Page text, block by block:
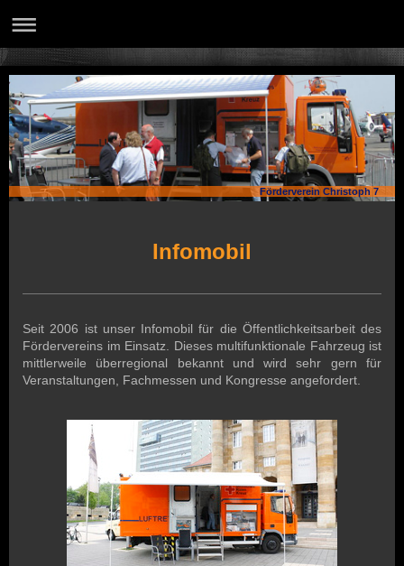
Förderverein Christoph 7
Infomobil
Seit 2006 ist unser Infomobil für die Öffentlichkeitsarbeit des
Fördervereins im Einsatz. Dieses multifunktionale Fahrzeug ist
mittlerweile überregional bekannt und wird sehr gern für
Veranstaltungen, Fachmessen und Kongresse angefordert.